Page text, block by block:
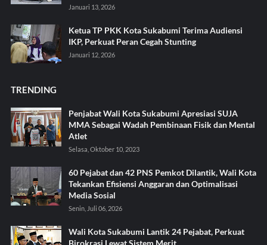
Januari 13, 2026
Ketua TP PKK Kota Sukabumi Terima Audiensi
IKP, Perkuat Peran Cegah Stunting
Januari 12, 2026
TRENDING
Penjabat Wali Kota Sukabumi Apresiasi SUJA
MMA Sebagai Wadah Pembinaan Fisik dan Mental
Atlet
Selasa, Oktober 10, 2023
60 Pejabat dan 42 PNS Pemkot Dilantik, Wali Kota
Tekankan Efisiensi Anggaran dan Optimalisasi
Media Sosial
Senin, Juli 06, 2026
Wali Kota Sukabumi Lantik 24 Pejabat, Perkuat